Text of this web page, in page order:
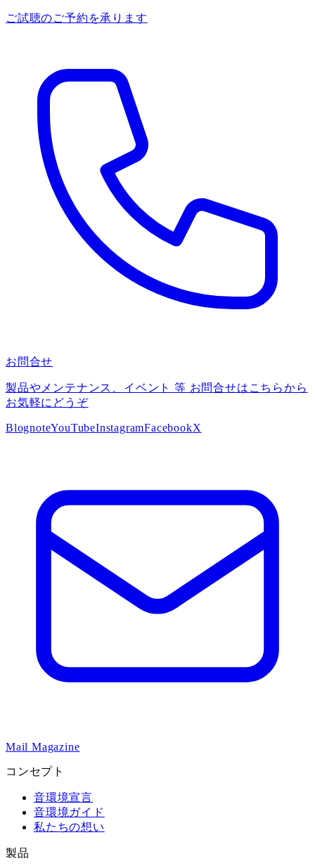
ご試聴のご予約を承ります
お問合せ
製品やメンテナンス、イベント 等 お問合せはこちらから
お気軽にどうぞ
BlognoteYouTubeInstagramFacebookX
Mail Magazine
コンセプト
音環境宣言
音環境ガイド
私たちの想い
製品